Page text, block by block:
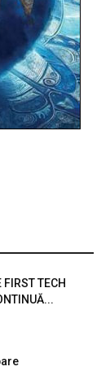
TECH